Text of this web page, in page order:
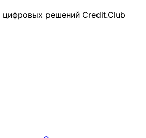
решений Credit.Club